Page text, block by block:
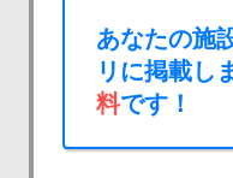
あなたの施
リに掲載し
料です！